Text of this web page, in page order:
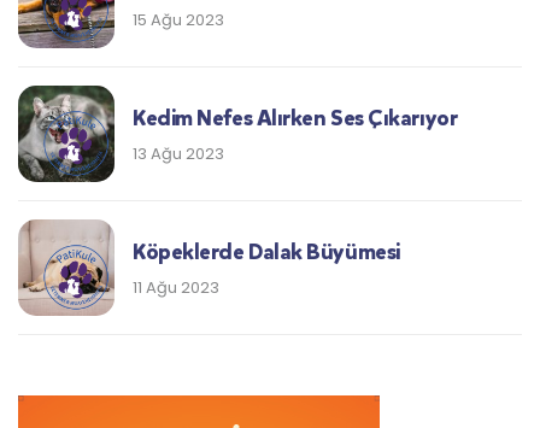
15 Ağu 2023
Kedim Nefes Alırken Ses Çıkarıyor
13 Ağu 2023
Köpeklerde Dalak Büyümesi
11 Ağu 2023